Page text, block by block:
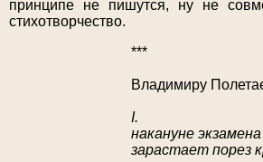
принципе не пишутся, ну не
стихотворчество.
***
Владимиру
I.
накануне
зарастает порез